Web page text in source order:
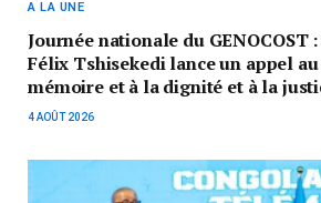
A LA UNE
Journée nationale du GENOCOST
Félix Tshisekedi lance un appel
mémoire et à la dignité et à la
4 AOÛT 2026